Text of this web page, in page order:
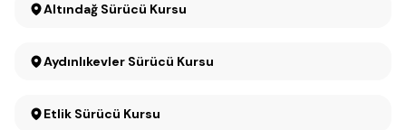
Altındağ Sürücü Kursu
Aydınlıkevler Sürücü Kursu
Etlik Sürücü Kursu